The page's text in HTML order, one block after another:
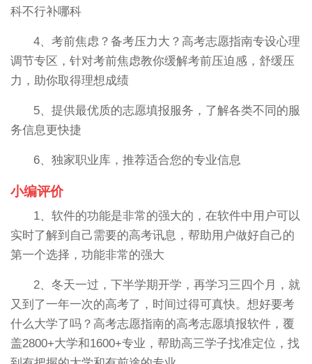
科不行补哪科
4、考前焦虑？备考压力大？高考志愿指南专设心理
调节专区，针对考前焦虑教你缓解考前压迫感，舒缓压
力，助你取得理想成绩
5、提供最优质的志愿填报服务，了解各类不同的服
务信息更快捷
6、独家职业库，推荐适合您的专业信息
小编评价
1、软件的功能是非常的强大的，在软件中用户可以
实时了解到自己需要的高考讯息，帮助用户做好自己的
第一个选择，功能非常的强大
2、冬天一过，下半学期开学，再学习三四个月，就
又到了一年一次的高考了，时间过得可真快。想好要考
什么大学了吗？高考志愿指南的高考志愿填报软件，覆
盖2800+大学和1600+专业，帮助高三学子找准定位，找